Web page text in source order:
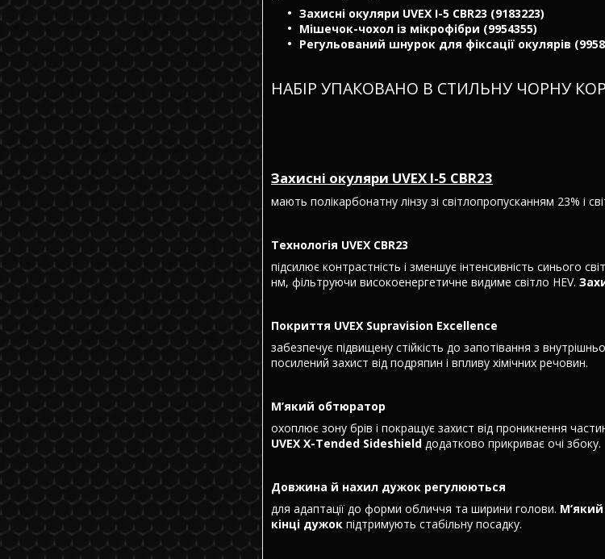
Захисні окуляри UVEX I-5 CBR23 (9183223)
Мішечок-чохол із мікрофібри (9954355)
Регульований шнурок для фіксації окулярів
НАБІР УПАКОВАНО В СТИЛЬНУ ЧОРНУ
Захисні окуляри UVEX I-5 CBR23
мають полікарбонатну лінзу зі світлопропусканням 23% і
Технологія UVEX CBR23
підсилює контрастність і зменшує інтенсивність синього
нм, фільтруючи високоенергетичне видиме світло HEV.
Покриття UVEX Supravision Excellence
забезпечує підвищену стійкість до запотівання з
посилений захист від подряпин і впливу хімічних речовин.
М’який обтюратор
охоплює зону брів і покращує захист від проникнення
UVEX X-Tended Sideshield додатково прикриває очі збоку.
Довжина й нахил дужок регулюються
для адаптації до форми обличчя та ширини голови. М’який
кінці дужок підтримують стабільну посадку.